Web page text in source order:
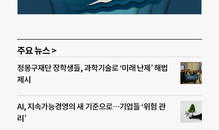
주요 뉴스 >
정몽구재단 장학생들, 과학기술로 ‘미래 난제’ 해법
제시
AI, 지속가능경영의 새 기준으로…기업들 ‘위험 관
리’